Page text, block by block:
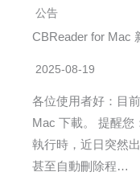
公告
CBReader for Mac
2025-08-19
各位使用者好：目
Mac 下載。 提醒您
執行時，近日突然
甚至自動刪除程…